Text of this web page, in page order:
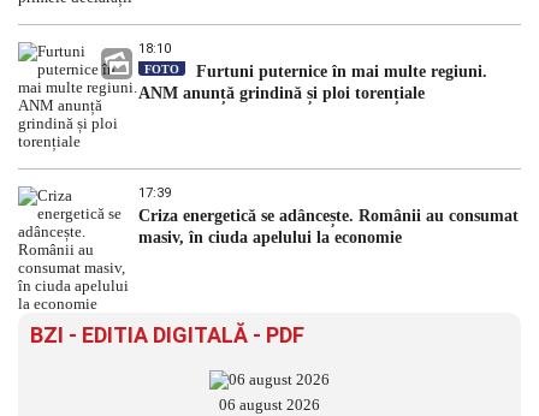
18:10
FOTO
Furtuni puternice în mai multe regiuni.
ANM anunță grindină și ploi torențiale
17:39
Criza energetică se adâncește. Românii au consumat
masiv, în ciuda apelului la economie
BZI - EDITIA DIGITALĂ - PDF
06 august 2026